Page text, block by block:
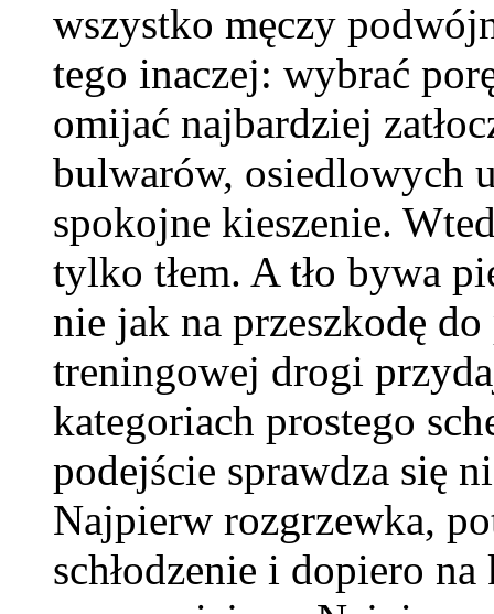
wszystko męczy
tego inaczej: wybrać
omijać najbardziej
bulwarów, osiedlowych
spokojne kieszenie.
tylko tłem. A tło bywa
nie jak na przeszkodę
treningowej drogi
kategoriach prostego
podejście sprawdza się
Najpierw rozgrzewka,
schłodzenie i dopiero